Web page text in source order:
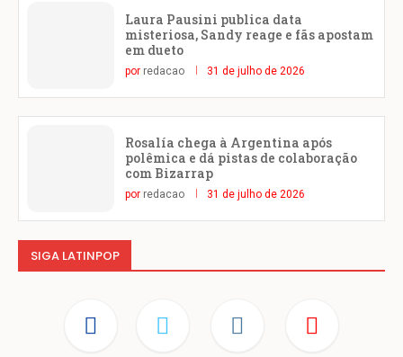
Laura Pausini publica data
misteriosa, Sandy reage e fãs apostam
em dueto
por redacao 31 de julho de 2026
Rosalía chega à Argentina após
polêmica e dá pistas de colaboração
com Bizarrap
por redacao 31 de julho de 2026
SIGA LATINPOP